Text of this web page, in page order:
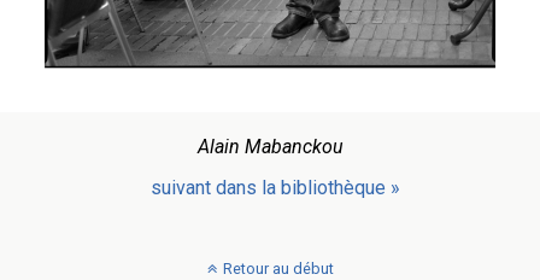
Alain Mabanckou
suivant dans la bibliothèque »
Retour au début